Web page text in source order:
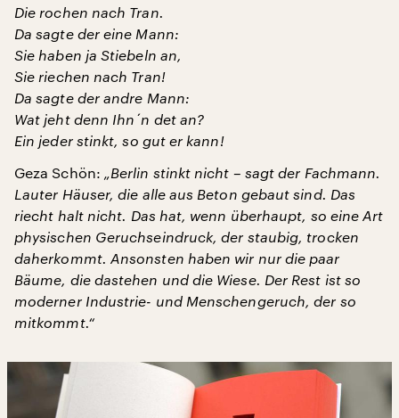
Die rochen nach Tran.
Da sagte der eine Mann:
Sie haben ja Stiebeln an,
Sie riechen nach Tran!
Da sagte der andre Mann:
Wat jeht denn Ihn´n det an?
Ein jeder stinkt, so gut er kann!
Geza Schön: „Berlin stinkt nicht – sagt der Fachmann.
Lauter Häuser, die alle aus Beton gebaut sind. Das
riecht halt nicht. Das hat, wenn überhaupt, so eine Art
physischen Geruchseindruck, der staubig, trocken
daherkommt. Ansonsten haben wir nur die paar
Bäume, die dastehen und die Wiese. Der Rest ist so
moderner Industrie- und Menschengeruch, der so
mitkommt.“